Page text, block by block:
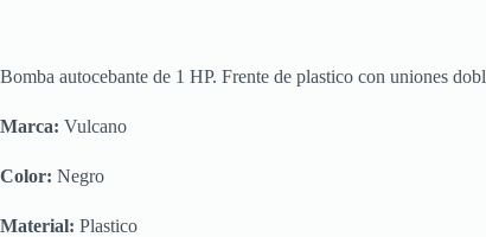
Bomba autocebante de 1 HP. Frente de plastico con uniones
Marca: Vulcano
Color: Negro
Material: Plastico